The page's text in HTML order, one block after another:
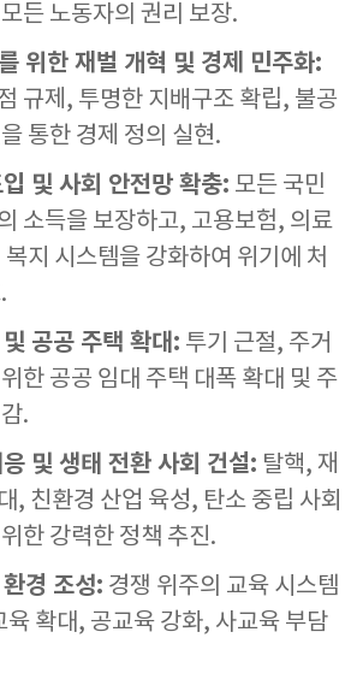
든 노동자의 권리 보장.
위한 재벌 개혁 및 경제 민주화:
규제, 투명한 지배구조 확립, 불공
통한 경제 정의 실현.
및 사회 안전망 확충: 모든 국민
소득을 보장하고, 고용보험, 의료
지 시스템을 강화하여 위기에 처
공공 주택 확대: 투기 근절, 주거
한 공공 임대 주택 대폭 확대 및 주
.
및 생태 전환 사회 건설: 탈핵, 재
, 친환경 산업 육성, 탄소 중립 사회
한 강력한 정책 추진.
경 조성: 경쟁 위주의 교육 시스템
육 확대, 공교육 강화, 사교육 부담